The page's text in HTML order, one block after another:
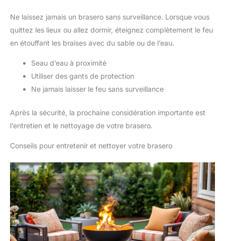
Ne laissez jamais un brasero sans surveillance. Lorsque vous
quittez les lieux ou allez dormir, éteignez complètement le feu
en étouffant les braises avec du sable ou de l’eau.
Seau d’eau à proximité
Utiliser des gants de protection
Ne jamais laisser le feu sans surveillance
Après la sécurité, la prochaine considération importante est
l’entretien et le nettoyage de votre brasero.
Conseils pour entretenir et nettoyer votre brasero